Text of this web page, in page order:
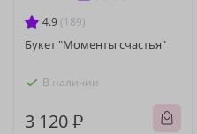
4.9 (189)
Букет "Моменты счастья"
В наличии
3 120 ₽